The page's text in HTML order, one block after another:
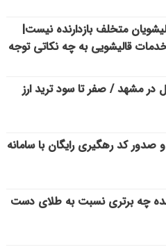
متخلف بازدارنده نیست|
خدمات قالیشویی به چه نکاتی توجه
در مشهد / صفر تا سود ترید ارز
صدور کد رهگیری رایگان با سامانه
چه برتری نسبت به طلای دست